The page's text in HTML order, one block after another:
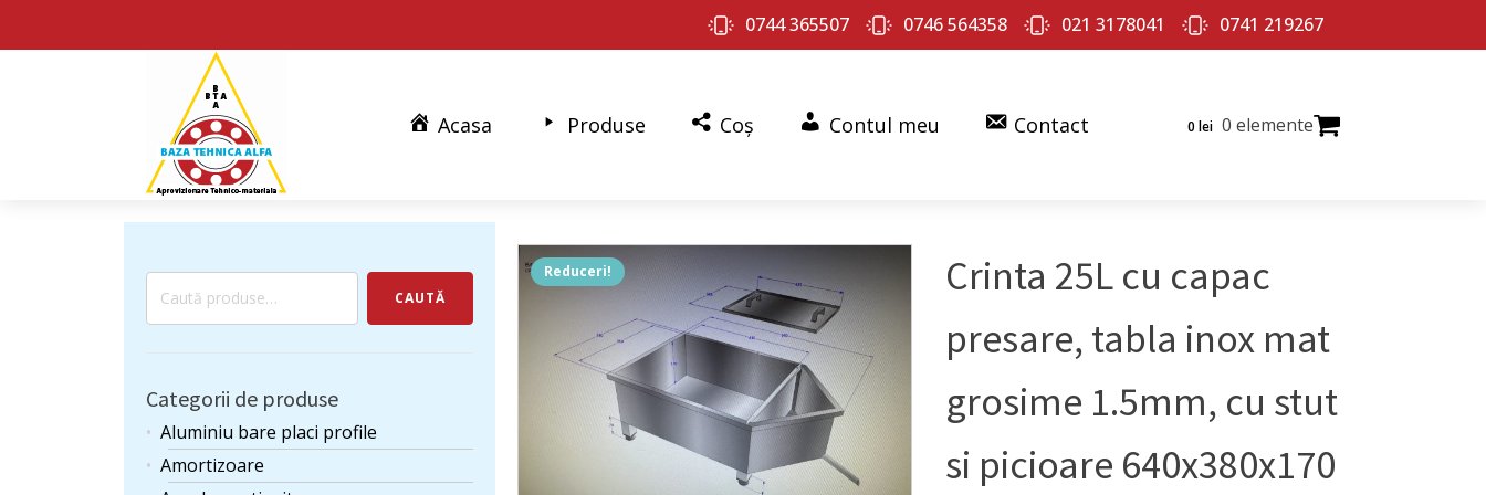
0744 365507 0746 564358 021 3178041 0741 219267
Acasa Produse Coș Contul meu Contact 0 lei 0 elemente
Caută
CAUTĂ
Categorii de produse
Aluminiu bare placi profile
Amortizoare
Reduceri!
Crinta 25L cu capac
presare, tabla inox mat
grosime 1.5mm, cu stut
si picioare 640x380x170